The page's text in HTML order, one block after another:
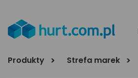
Produkty Strefa marek